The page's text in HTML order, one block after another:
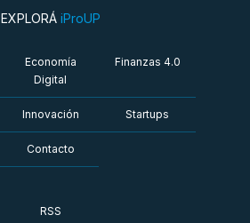
EXPLORÁ iProUP
Economía
Digital
Finanzas 4.0
Innovación Startups
Contacto
RSS